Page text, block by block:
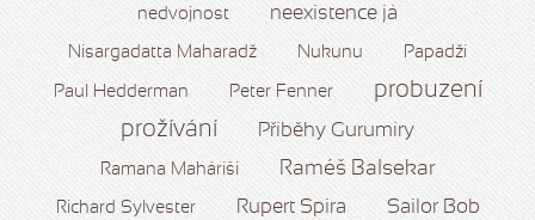
nedvojnost neexistence já
Nisargadatta Maharadž Nukunu Papadží
Paul Hedderman Peter Fenner
probuzení
prožívání
Příběhy Gurumíry
Ramana Maháriši Raméš Balsekar
Richard Sylvester Rupert Spira Sailor Bob